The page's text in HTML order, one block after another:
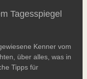
Tagesspiegel
Kenner vom
über alles, was in
Tipps für